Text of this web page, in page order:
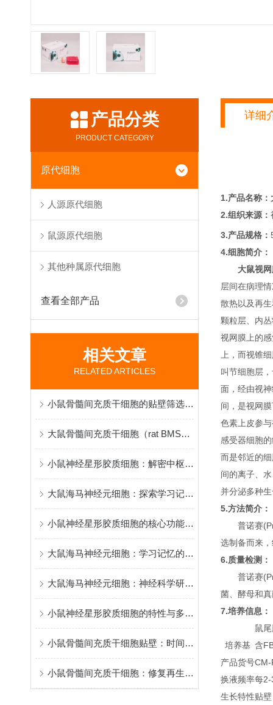
产品分类
PRODUCT CATEGORY
原代细胞
人源原代细胞
鼠源原代细胞
其他种属原代细胞
查看全部产品
相关文章
RELATED ARTICLES
小鼠骨髓间充质干细胞的贴壁筛选原理与再生医学研究应用
大鼠骨髓间充质干细胞（rat BMSCs）分离、鉴定与应用
小鼠神经星形胶质细胞：解密中枢神经系统功能与疾病机制的核心模型
大鼠海马神经元细胞：探索学习记忆机制与脑疾病病理的黄金模型
小鼠神经星形胶质细胞的核心功能和应用特点
大鼠海马神经元细胞：学习记忆的核心模型
大鼠海马神经元细胞：神经科学研究的关键实验材料
小鼠神经星形胶质细胞的特性与多元功能
小鼠骨髓间充质干细胞贴壁：时间背后的“生命律动”
小鼠骨髓间充质干细胞：修复再生的潜力之星
详细
1.产品名称：
2.组织来源：
3.产品规格：
4.细胞简介：
大鼠视
层间在病理
散热以及再
颗粒层、内
视网膜上的
上，而视锥
叫节细胞层
面，经由视
间，是视网
色素上皮参
感受器细胞
而是邻近的
间的离子、
并分泌多种
5.方法简介：
普诺赛
选制备而来
6.质量检测：
普诺赛
菌、酵母和
7.培养信息：
鼠
培养基 含
产品货号CM-
换液频率每2-
生长特性贴壁